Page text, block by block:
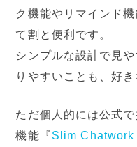
ク機能やリマインド
て割と便利です。
シンプルな設計で見
りやすいことも、好き
ただ個人的には公式
機能『Slim Chatwork